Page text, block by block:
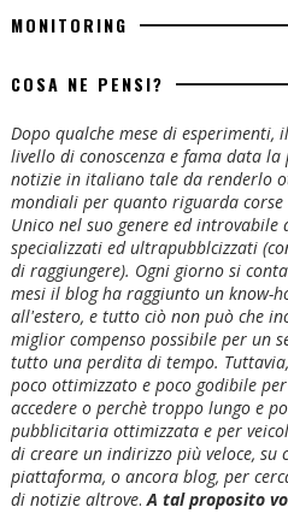
MONITORING
COSA NE PENSI?
Dopo qualche mese di
livello di conoscenza e fama data
notizie in italiano tale da renderlo
mondiali per quanto riguarda
Unico nel suo genere ed introvabile
specializzati ed ultrapubblcizzati
di raggiungere). Ogni giorno si
mesi il blog ha raggiunto un know-
all'estero, e tutto ciò non può che
miglior compenso possibile per un
tutto una perdita di tempo.
poco ottimizzato e poco godibile
accedere o perchè troppo lungo e
pubblicitaria ottimizzata e per
di creare un indirizzo più veloce, su
piattaforma, o ancora blog, per
di notizie altrove.A tal proposito